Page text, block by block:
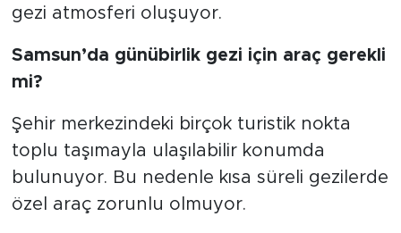
gezi atmosferi oluşuyor.
Samsun’da günübirlik gezi için araç gerekli
mi?
Şehir merkezindeki birçok turistik nokta
toplu taşımayla ulaşılabilir konumda
bulunuyor. Bu nedenle kısa süreli gezilerde
özel araç zorunlu olmuyor.